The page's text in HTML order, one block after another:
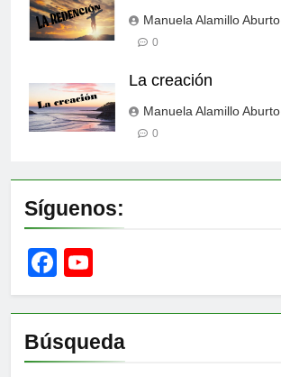
Manuela Alamillo Aburto
0
La creación
Manuela Alamillo Aburto
0
Síguenos:
Facebook
Channel
Búsqueda